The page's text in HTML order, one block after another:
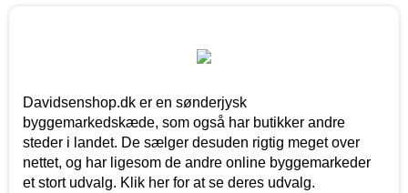
Davidsenshop.dk er en sønderjysk
byggemarkedskæde, som også har butikker andre
steder i landet. De sælger desuden rigtig meget over
nettet, og har ligesom de andre online byggemarkeder
et stort udvalg. Klik her for at se deres udvalg.